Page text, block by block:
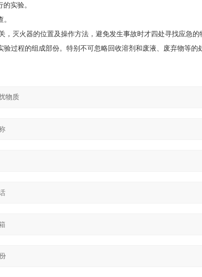
实验。
灭火器的位置及操作方法，避免发生事故时才四处寻找应急的
过程的组成部份。特别不可忽略回收溶剂和废液、废弃物等的